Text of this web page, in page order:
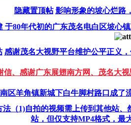
隐藏置顶帖 影响形象的坡心烂路
于80年代初的广东茂名电白区坡心
感谢茂名大视野平台维护公平正义
信、感谢广东展翅南方网、茂名大
区羊角镇新城下白牛脚村路口成了
（1)自拍的视频需上传到其他站
站，但仅支持MP4格式，最